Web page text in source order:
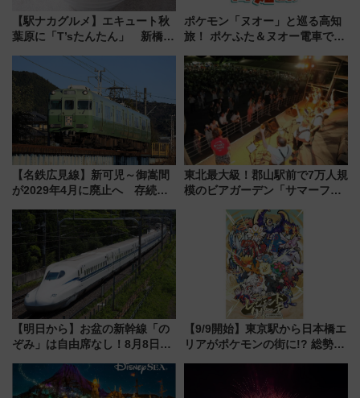
【駅ナカグルメ】エキュート秋
葉原に「T’sたんたん」 新橋に
饅」、オムライス専門店「肉と
たまご」新グルメ続々登場！
【2026年8月】
ポケモン「ヌオー」と巡る高知
旅！ ポケふた＆ヌオー電車で楽
路の絶景と絶品グルメを満喫！
（7月18日スタート）
【名鉄広見線】新可児～御嵩間
が2029年4月に廃止へ 存続協
東北最大級！郡山駅前で7万人規
模のビアガーデン「サマーフェ
7/24-26開催！ 有料席はJRE
MALLで予約可能
【明日から】お盆の新幹線「の
ぞみ」は自由席なし！8月8日午
せば空きが見つかることも 混
雑避ける「空席」探しのコツ
【9/9開始】東京駅から日本橋エ
リアがポケモンの街に!? 総勢
リサーチ」本格謎解き・グッズ